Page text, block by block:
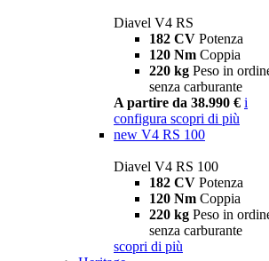
Diavel V4 RS
182 CV Potenza
120 Nm Coppia
220 kg Peso in
senza carburante
A partire da 38.990 € i
configura scopri di più
new V4 RS 100
Diavel V4 RS 100
182 CV Potenza
120 Nm Coppia
220 kg Peso in
senza carburante
scopri di più